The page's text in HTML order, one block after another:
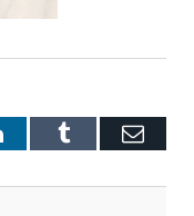
LinkedInTumblr